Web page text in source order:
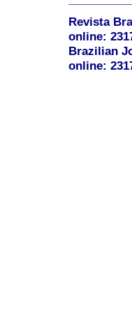
Revista
online:
Brazilian
online: